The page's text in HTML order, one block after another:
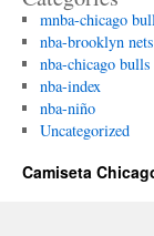
mnba-chicago
nba-brooklyn nets
nba-chicago bulls
nba-index
nba-niño
Uncategorized
Camiseta